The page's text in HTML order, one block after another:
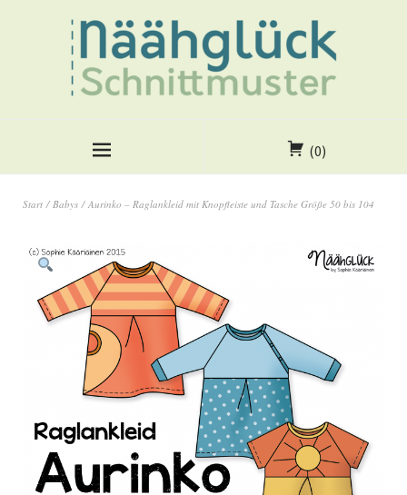
(0)
Start / Babys / Aurinko – Raglankleid mit Knopfleiste und Tasche Größe 50 bis 104